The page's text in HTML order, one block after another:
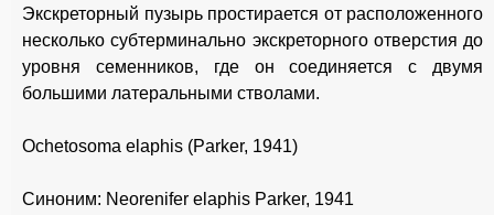
Экскреторный пузырь простирается от расположенного
несколько субтерминально экскреторного отверстия до
уровня семенников, где он соединяется с двумя
большими латеральными стволами.
Ochetosoma elaphis (Parker, 1941)
Синоним: Neorenifer elaphis Parker, 1941